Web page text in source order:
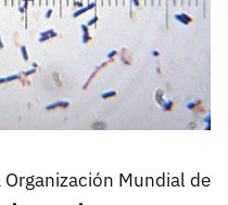
Mundial de